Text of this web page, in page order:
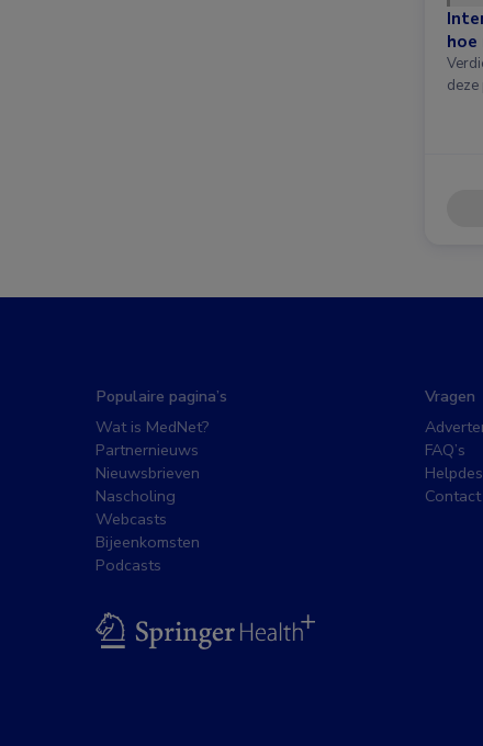
hoe
deze
Populaire pagina’s
Wat is MedNet?
Partnernieuws
Nieuwsbrieven
Nascholing
Webcasts
Bijeenkomsten
Podcasts
Vragen
FAQ’s
Contact
BSL